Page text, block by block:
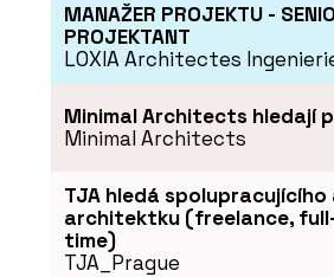
Modulární vývoj - KOMA
MANAŽER PROJEKTU -
PROJEKTANT
LOXIA Architectes
Minimal Architects hledají
Minimal Architects
TJA hledá
architektku (freelance,
time)
TJA_Prague